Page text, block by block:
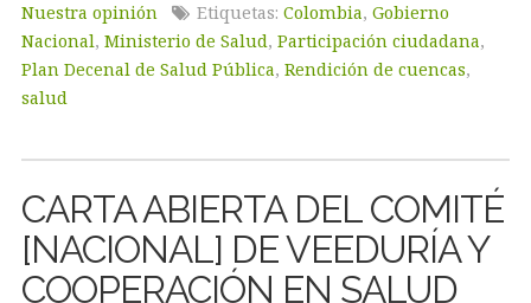
Nuestra opinión
Etiquetas: Colombia, Gobierno
Nacional, Ministerio de Salud, Participación ciudadana,
Plan Decenal de Salud Pública, Rendición de cuencas,
salud
CARTA ABIERTA DEL COMITÉ
[NACIONAL] DE VEEDURÍA Y
COOPERACIÓN EN SALUD